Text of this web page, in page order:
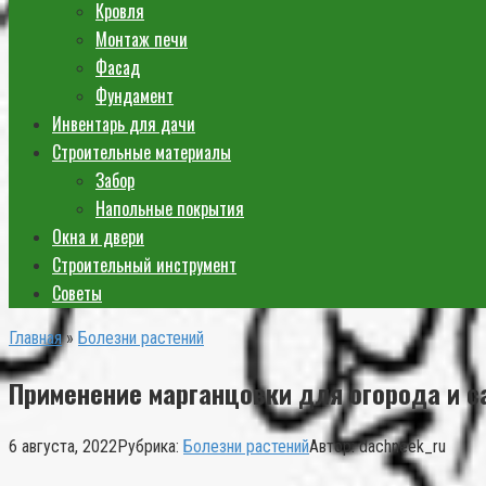
Кровля
Монтаж печи
Фасад
Фундамент
Инвентарь для дачи
Строительные материалы
Забор
Напольные покрытия
Окна и двери
Строительный инструмент
Советы
Главная » Болезни растений
Применение марганцовки для огорода и
6 августа, 2022Рубрика: Болезни растенийАвтор: dachneek_ru